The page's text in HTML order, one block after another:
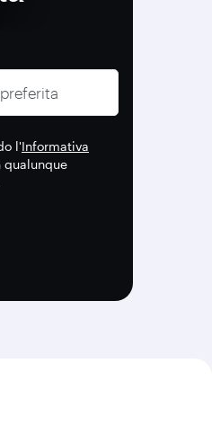
l'Informativa
qualunque